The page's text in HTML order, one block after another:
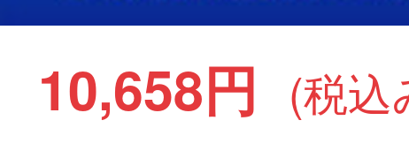
10,658円 (税込